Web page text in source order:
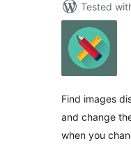
Tested
Find images
and change
when you